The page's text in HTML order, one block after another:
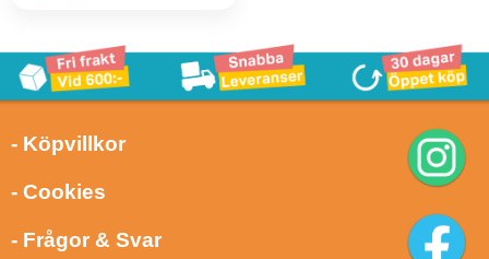
- Köpvillkor
- Cookies
- Frågor & Svar